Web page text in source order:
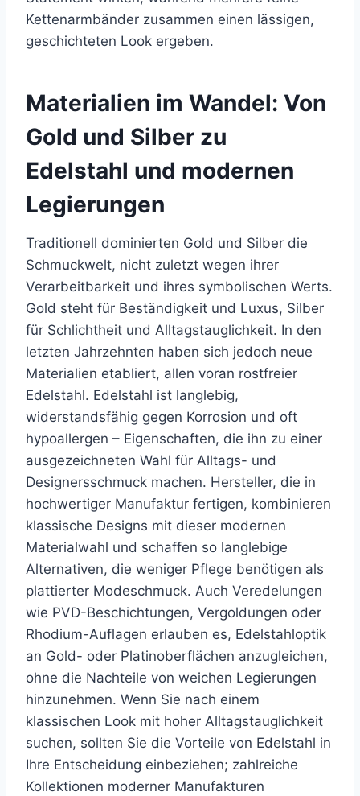
Kettenarmbänder zusammen einen lässigen,
geschichteten Look ergeben.
Materialien im Wandel: Von
Gold und Silber zu
Edelstahl und modernen
Legierungen
Traditionell dominierten Gold und Silber die
Schmuckwelt, nicht zuletzt wegen ihrer
Verarbeitbarkeit und ihres symbolischen Werts.
Gold steht für Beständigkeit und Luxus, Silber
für Schlichtheit und Alltagstauglichkeit. In den
letzten Jahrzehnten haben sich jedoch neue
Materialien etabliert, allen voran rostfreier
Edelstahl. Edelstahl ist langlebig,
widerstandsfähig gegen Korrosion und oft
hypoallergen – Eigenschaften, die ihn zu einer
ausgezeichneten Wahl für Alltags- und
Designersschmuck machen. Hersteller, die in
hochwertiger Manufaktur fertigen, kombinieren
klassische Designs mit dieser modernen
Materialwahl und schaffen so langlebige
Alternativen, die weniger Pflege benötigen als
plattierter Modeschmuck. Auch Veredelungen
wie PVD-Beschichtungen, Vergoldungen oder
Rhodium-Auflagen erlauben es, Edelstahloptik
an Gold- oder Platinoberflächen anzugleichen,
ohne die Nachteile von weichen Legierungen
hinzunehmen. Wenn Sie nach einem
klassischen Look mit hoher Alltagstauglichkeit
suchen, sollten Sie die Vorteile von Edelstahl in
Ihre Entscheidung einbeziehen; zahlreiche
Kollektionen moderner Manufakturen